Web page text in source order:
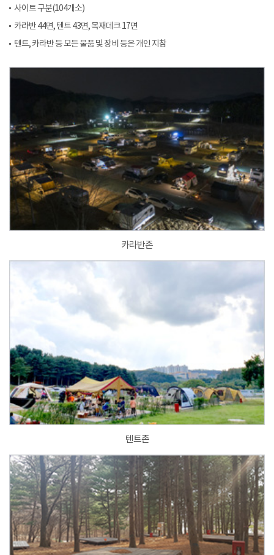
사이트 구분(104개소)
카라반 44면, 텐트 43면, 목재데크 17면
텐트, 카라반 등 모든 물품 및 장비 등은 개인 지참
카라반존
텐트존